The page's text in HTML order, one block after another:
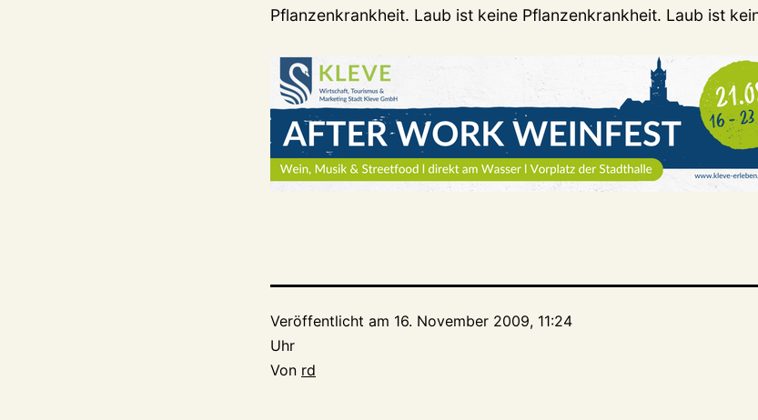
Pflanzenkrankheit. Laub ist keine Pflanzenkrankheit. Laub ist
Veröffentlicht am 16. November 2009, 11:24
Uhr
Von rd